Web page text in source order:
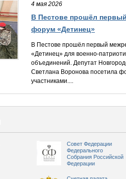
4 мая 2026
В Пестове прошёл
форум «Детинец»
В Пестове прошёл первый
«Детинец» для военно-
объединений. Депутат
Светлана Воронова посетила
участниками....
Совет Федерации
Федерального
Собрания Российской
Федерации